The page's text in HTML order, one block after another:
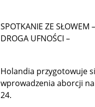
SPOTKANIE ZE SŁOWEM
DROGA UFNOŚCI –
Holandia przygotowuje
wprowadzenia aborcji
24.